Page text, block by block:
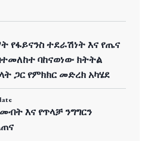
የፋይናንስ ተደራሽነት እና የጤና
ባከናወነው ክትትል
ጋር የምክክር መድረክ አካሄደ
እና የጥላቻ ንግግርን